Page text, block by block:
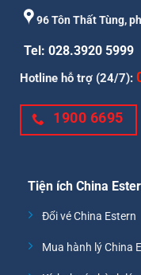
96 Tôn Thất Tùng,
Tel: 028.3920 5999
Hotline hỗ trợ (24/7):
1900 6695
Tiện ích China
Đổi vé China Estern
Mua hành lý China